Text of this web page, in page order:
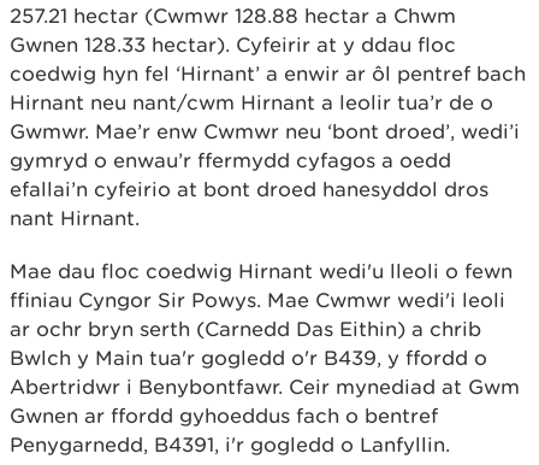
257.21 hectar (Cwmwr 128.88 hectar a Chwm
Gwnen 128.33 hectar). Cyfeirir at y ddau floc
coedwig hyn fel ‘Hirnant’ a enwir ar ôl pentref bach
Hirnant neu nant/cwm Hirnant a leolir tua’r de o
Gwmwr. Mae’r enw Cwmwr neu ‘bont droed’, wedi’i
gymryd o enwau’r ffermydd cyfagos a oedd
efallai’n cyfeirio at bont droed hanesyddol dros
nant Hirnant.
Mae dau floc coedwig Hirnant wedi'u lleoli o fewn
ffiniau Cyngor Sir Powys. Mae Cwmwr wedi'i leoli
ar ochr bryn serth (Carnedd Das Eithin) a chrib
Bwlch y Main tua'r gogledd o'r B439, y ffordd o
Abertridwr i Benybontfawr. Ceir mynediad at Gwm
Gwnen ar ffordd gyhoeddus fach o bentref
Penygarnedd, B4391, i'r gogledd o Lanfyllin.